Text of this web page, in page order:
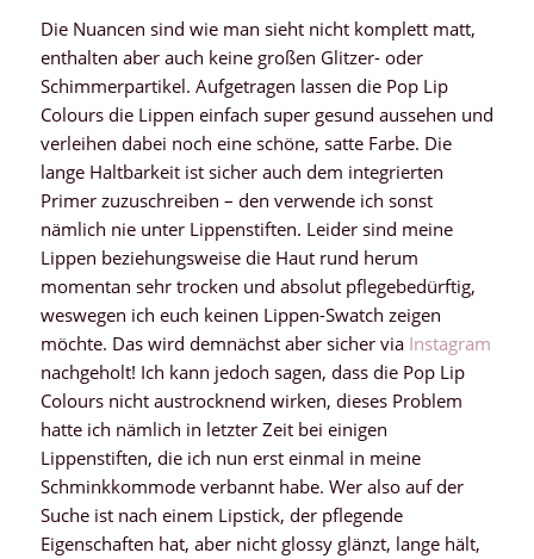
Die Nuancen sind wie man sieht nicht komplett matt,
enthalten aber auch keine großen Glitzer- oder
Schimmerpartikel. Aufgetragen lassen die Pop Lip
Colours die Lippen einfach super gesund aussehen und
verleihen dabei noch eine schöne, satte Farbe. Die
lange Haltbarkeit ist sicher auch dem integrierten
Primer zuzuschreiben – den verwende ich sonst
nämlich nie unter Lippenstiften. Leider sind meine
Lippen beziehungsweise die Haut rund herum
momentan sehr trocken und absolut pflegebedürftig,
weswegen ich euch keinen Lippen-Swatch zeigen
möchte. Das wird demnächst aber sicher via Instagram
nachgeholt! Ich kann jedoch sagen, dass die Pop Lip
Colours nicht austrocknend wirken, dieses Problem
hatte ich nämlich in letzter Zeit bei einigen
Lippenstiften, die ich nun erst einmal in meine
Schminkkommode verbannt habe. Wer also auf der
Suche ist nach einem Lipstick, der pflegende
Eigenschaften hat, aber nicht glossy glänzt, lange hält,